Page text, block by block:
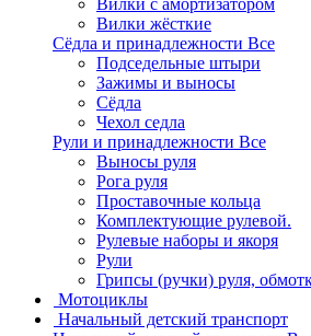
Вилки с амортизатором
Вилки жёсткие
Сёдла и принадлежности Все
Подседельные штыри
Зажимы и выносы
Сёдла
Чехол седла
Рули и принадлежности Все
Выносы руля
Рога руля
Проставочные кольца
Комплектующие рулевой.
Рулевые наборы и якоря
Рули
Грипсы (ручки) руля,
Мотоциклы
Начальный детский транспорт